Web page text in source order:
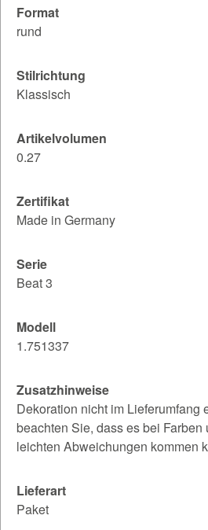
Format
rund
Stilrichtung
Klassisch
Artikelvolumen
0.27
Zertifikat
Made in Germany
Serie
Beat 3
Modell
1.751337
Zusatzhinweise
Dekoration nicht im Lieferumfang
beachten Sie, dass es bei Farben
leichten Abweichungen kommen
Lieferart
Paket